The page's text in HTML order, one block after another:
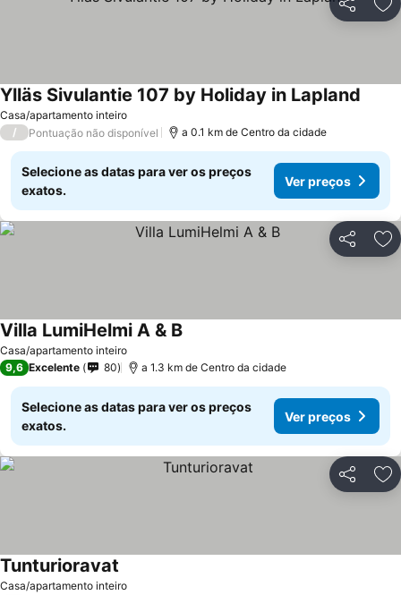
Partilhar
Casa/apartamento inteiro
Ylläs Sivulantie 107 by Holiday in Lapland
/ Pontuação não disponível a 0.1 km de Centro da cidade
Selecione as datas para ver os preços
exatos.
Ver preços
Partilhar
Casa/apartamento inteiro
Villa LumiHelmi A & B
9,6 Excelente 80 a 1.3 km de Centro da cidade
Selecione as datas para ver os preços
exatos.
Ver preços
Partilhar
Casa/apartamento inteiro
Tunturioravat